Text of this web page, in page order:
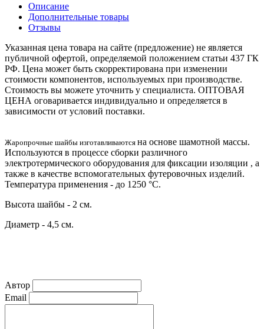
Описание
Дополнительные товары
Отзывы
Указанная цена товара на сайте (предложение) не является
публичной офертой, определяемой положением статьи 437 ГК
РФ. Цена может быть скорректирована при изменении
стоимости компонентов, используемых при производстве.
Стоимость вы можете уточнить у специалиста. ОПТОВАЯ
ЦЕНА оговаривается индивидуально и определяется в
зависимости от условий поставки.
Жаропрочные шайбы изготавливаются на основе шамотной массы.
Используются в процессе сборки различного
электротермического оборудования для фиксации изоляции , а
также в качестве вспомогательных футеровочных изделий.
Температура применения - до 1250 °С.
Высота шайбы - 2 см.
Диаметр - 4,5 см.
Автор
Email